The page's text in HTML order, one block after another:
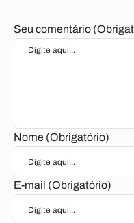
Seu comentário
Nome (Obrigatório)
E-mail (Obrigatório)